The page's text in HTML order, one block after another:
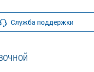
Служба поддержки